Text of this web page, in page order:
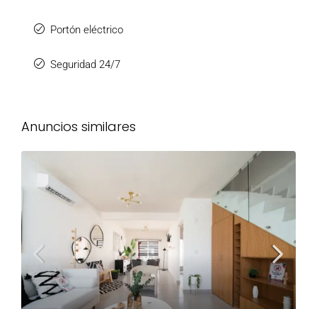
Portón eléctrico
Seguridad 24/7
Anuncios similares